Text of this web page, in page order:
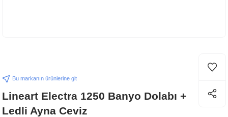
Bu markanın ürünlerine git
Lineart Electra 1250 Banyo Dolabı +
Ledli Ayna Ceviz